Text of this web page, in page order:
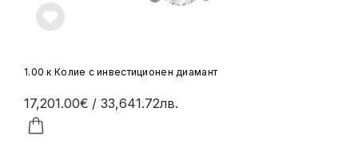
1.00 к Колие с инвестиционен диамант
17,201.00€ / 33,641.72лв.